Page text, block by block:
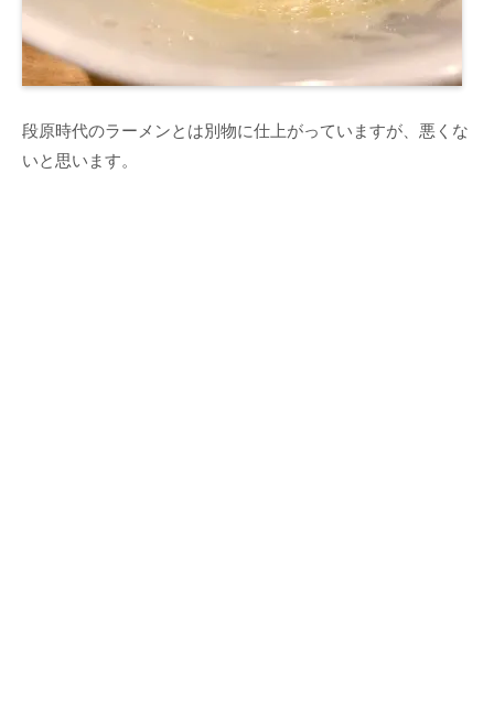
段原時代のラーメンとは別物に仕上がっていますが、悪くな
いと思います。